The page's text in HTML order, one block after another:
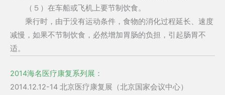
（５）在车船或飞机上要节制饮食。
乘行时，由于没有运动条件，食物的消化过程延长、速度
减慢，如果不节制饮食，必然增加胃肠的负担，引起肠胃不
适。
2014海名医疗康复系列展：
2014.12.12-14 北京医疗康复展（北京国家会议中心）